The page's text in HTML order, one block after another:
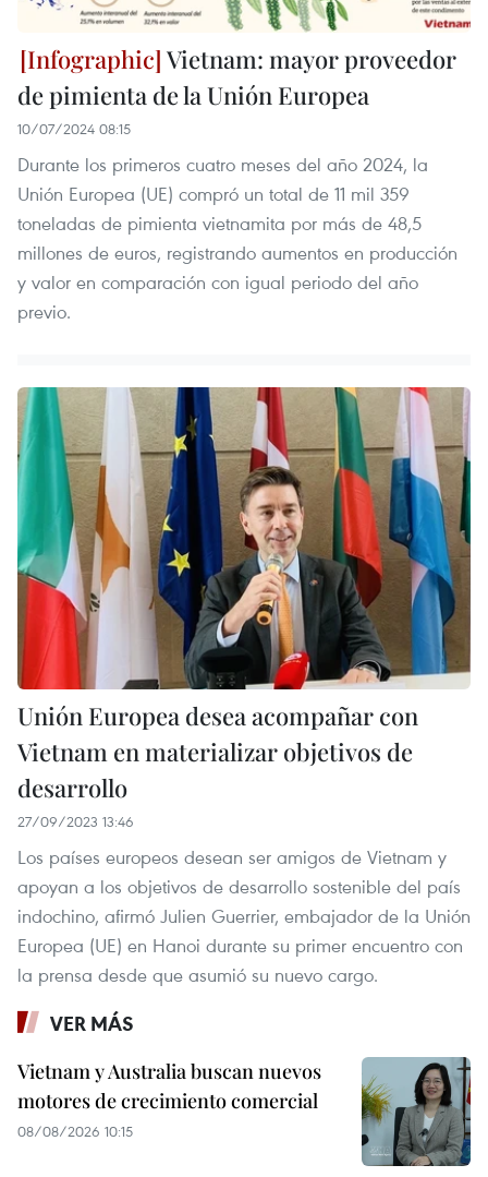
Vietnam: mayor proveedor
de pimienta de la Unión Europea
10/07/2024 08:15
Durante los primeros cuatro meses del año 2024, la
Unión Europea (UE) compró un total de 11 mil 359
toneladas de pimienta vietnamita por más de 48,5
millones de euros, registrando aumentos en producción
y valor en comparación con igual periodo del año
previo.
Unión Europea desea acompañar con
Vietnam en materializar objetivos de
desarrollo
27/09/2023 13:46
Los países europeos desean ser amigos de Vietnam y
apoyan a los objetivos de desarrollo sostenible del país
indochino, afirmó Julien Guerrier, embajador de la Unión
Europea (UE) en Hanoi durante su primer encuentro con
la prensa desde que asumió su nuevo cargo.
VER MÁS
Vietnam y Australia buscan nuevos
motores de crecimiento comercial
08/08/2026 10:15